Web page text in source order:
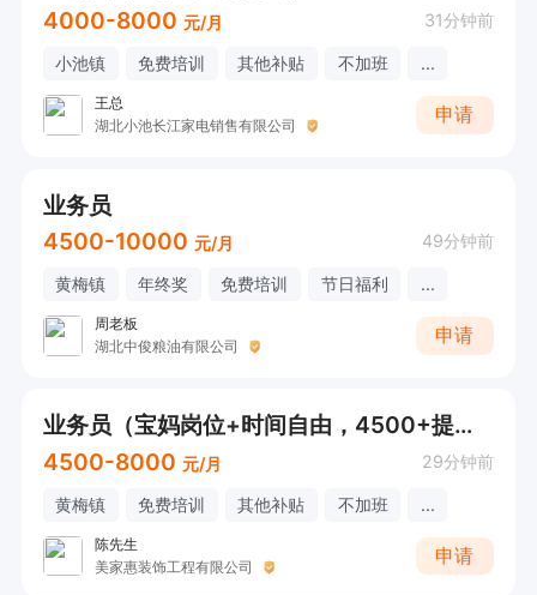
4000-8000 元/月 31分钟前
小池镇 免费培训 其他补贴 不加班 ...
王总
湖北小池长江家电销售有限公司
申请
业务员
4500-10000 元/月 49分钟前
黄梅镇 年终奖 免费培训 节日福利 ...
周老板
湖北中俊粮油有限公司
申请
业务员（宝妈岗位+时间自由，4500+提成，不招暑假工）
4500-8000 元/月 29分钟前
黄梅镇 免费培训 其他补贴 不加班 ...
陈先生
美家惠装饰工程有限公司
申请